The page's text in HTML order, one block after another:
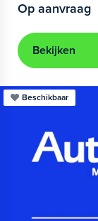
Op aanvraag
Bekijken
Beschikbaar